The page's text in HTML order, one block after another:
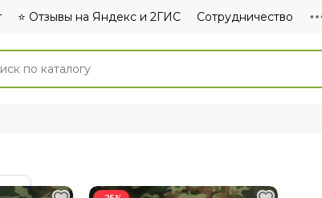
⭐ Отзывы на Яндекс и 2ГИС Сотрудничество